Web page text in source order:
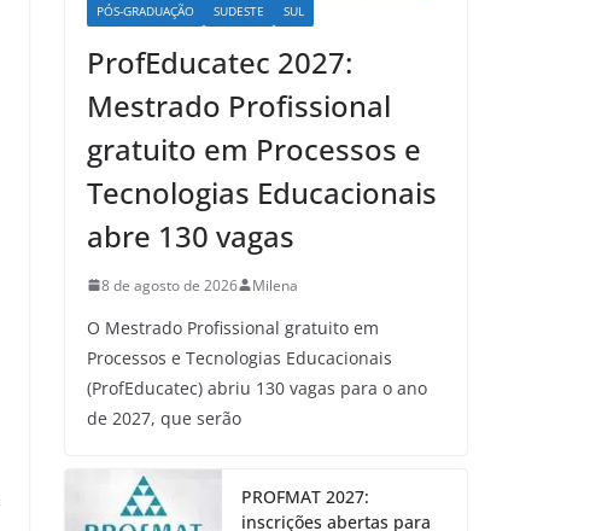
PÓS-GRADUAÇÃO
SUDESTE SUL
ProfEducatec 2027:
Mestrado Profissional
gratuito em Processos e
Tecnologias Educacionais
abre 130 vagas
8 de agosto de 2026 Milena
O Mestrado Profissional gratuito em
Processos e Tecnologias Educacionais
(ProfEducatec) abriu 130 vagas para o ano
de 2027, que serão
PROFMAT 2027:
inscrições abertas para